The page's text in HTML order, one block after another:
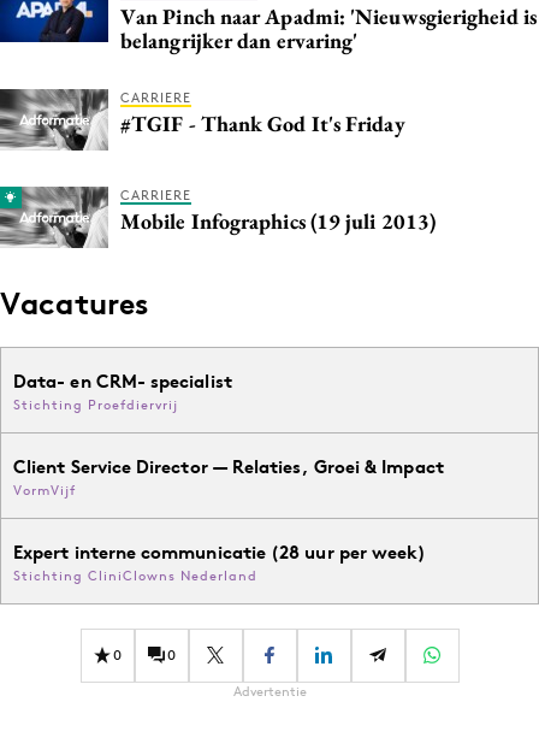
Effectiviteit
Gedragsverandering
Influencer marketing
Interne communicatie
Media
Merkstrategie
Programmatic
Purpose Marketing
Reputatie & crisis
Van Pinch naar Apadmi: 'Nieuwsgierigheid is
belangrijker dan ervaring'
CARRIERE
#TGIF - Thank God It's Friday
CARRIERE
Mobile Infographics (19 juli 2013)
Vacatures
Data- en CRM- specialist
Stichting Proefdiervrij
Client Service Director — Relaties, Groei & Impact
VormVijf
Expert interne communicatie (28 uur per week)
Stichting CliniClowns Nederland
0 0
Advertentie